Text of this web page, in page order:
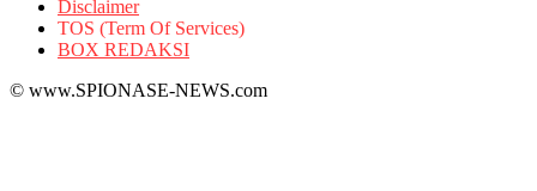
Disclaimer
TOS (Term Of Services)
BOX REDAKSI
© www.SPIONASE-NEWS.com